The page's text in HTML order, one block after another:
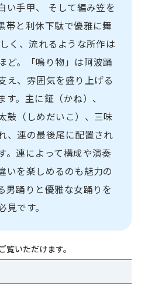
い手甲、 そして編み笠を
帯と利休下駄で優雅に舞
く、流れるような所作は
ど。「鳴り物」は阿波踊
え、雰囲気を盛り上げる
。主に鉦（かね）、
鼓（しめだいこ）、三味
、連の最後尾に配置され
。連によって構成や演奏
いを楽しめるのも魅力の
男踊りと優雅な女踊りを
です。